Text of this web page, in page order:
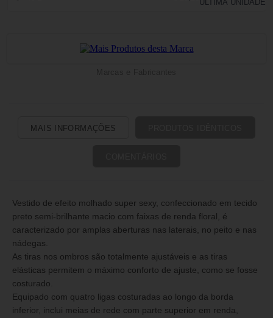
MAIS INFORMAÇÕES
Vestido de efeito molhado super sexy, confeccionado em tecido
preto semi-brilhante macio com faixas de renda floral, é
caracterizado por amplas aberturas nas laterais, no peito e nas
nádegas.
As tiras nos ombros são totalmente ajustáveis e as tiras
elásticas permitem o máximo conforto de ajuste, como se fosse
costurado.
Equipado com quatro ligas costuradas ao longo da borda
inferior, inclui meias de rede com parte superior em renda,